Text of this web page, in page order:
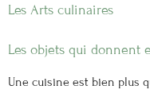
Les Arts culinaires
Les objets qui donnent
Une cuisine est bien plus